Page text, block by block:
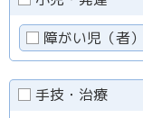
障がい児（者）
手技・治療